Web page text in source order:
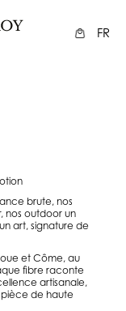
FR
brute, nos
nos outdoor un
art, signature de
et Côme, au
fibre raconte
artisanale,
de haute